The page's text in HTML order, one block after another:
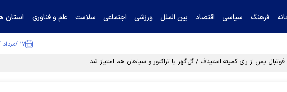
فرهنگ سیاسی اقتصاد بین الملل ورزشی اجتماعی سلامت علم و فناوری استان
۱۷ /مرداد /۱۴۰۵
پس از رای کمیته استیناف / گل‌گهر با تراکتور و سپاهان هم امتیاز شد